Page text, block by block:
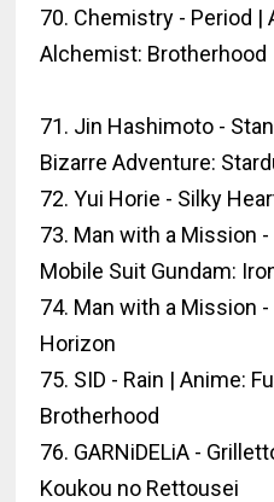
70. Chemistry - Period |
Alchemist: Brotherhood
71. Jin Hashimoto -
Bizarre Adventure:
72. Yui Horie - Silky
73. Man with a Mission
Mobile Suit Gundam:
74. Man with a Mission
Horizon
75. SID - Rain | Anime:
Brotherhood
76. GARNiDELiA -
Koukou no Rettousei